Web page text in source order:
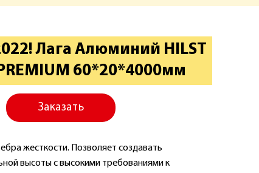
Лага Алюминий HILST
60*20*4000мм
Заказать
жесткости. Позволяет создавать
высоты с высокими требованиями к